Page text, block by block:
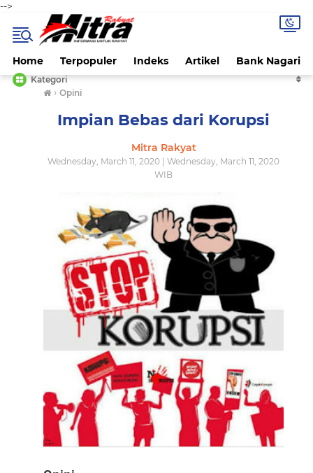
-->
Home Terpopuler Indeks Artikel Bank Nagari
Kategori
› Opini
Impian Bebas dari Korupsi
Mitra Rakyat
Wednesday, March 11, 2020 | Wednesday, March 11, 2020
WIB